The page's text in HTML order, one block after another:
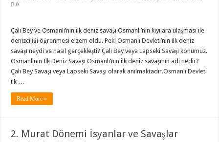
0
Çalı Bey ve Osmanlı’nın ilk deniz savaşı Osmanlı’nın kıyılara ulaşması ile
denizciliği öğrenmesi elzem oldu. Peki Osmanlı Devleti’nin ilk deniz
savaşı neydi ve nasıl gerçekleşti? Çalı Bey veya Lapseki Savaşı konumuz.
Osmanlının İlk Deniz Savaşı Osmanlı’nın ilk deniz savaşının adı nedir?
Çalı Bey Savaşı veya Lapseki Savaşı olarak anılmaktadır.Osmanlı Devleti
ilk …
Read More »
2. Murat Dönemi İsyanlar ve Savaşlar